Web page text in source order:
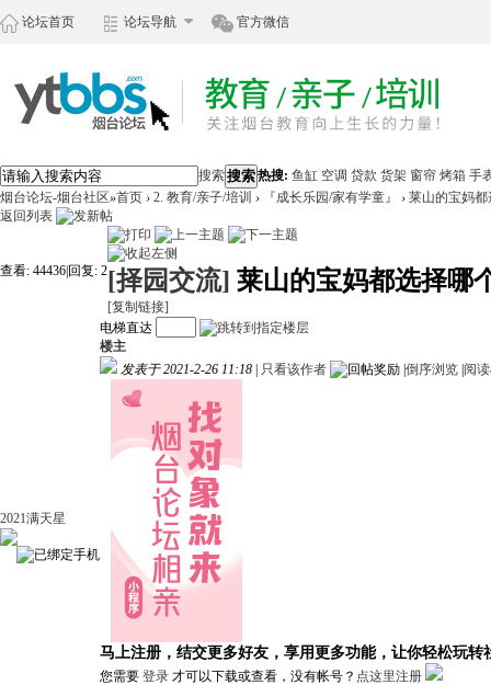
论坛首页 论坛导航 官方微信
搜索搜索热搜: 鱼缸 空调 贷款 货架 窗帘 烤箱 手
烟台论坛-烟台社区»首页 › 2. 教育/亲子/培训 › 『成长乐园/家有学童』 › 莱山的宝妈
返回列表
查看: 44436 回复: 2[择园交流] 莱山的宝妈都选择哪
[复制链接]
2021满天星
电梯直达
楼主
发表于 2021-2-26 11:18
只看该作者 倒序浏览 阅
马上注册，结交更多好友，享用更多功能，让你轻松玩转
您需要 登录 才可以下载或查看，没有帐号？ 点这里注册